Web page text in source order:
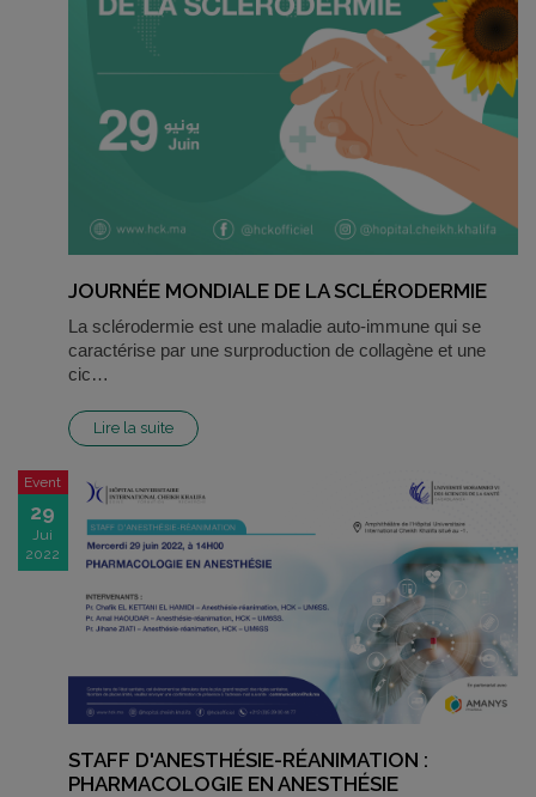
JOURNÉE MONDIALE DE LA SCLÉRODERMIE
La sclérodermie est une maladie auto-immune qui se
caractérise par une surproduction de collagène et une
cic…
Lire la suite
Event
29
Jui
2022
STAFF D'ANESTHÉSIE-RÉANIMATION :
PHARMACOLOGIE EN ANESTHÉSIE